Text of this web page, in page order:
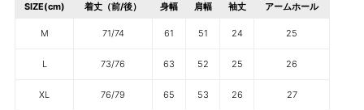
SIZE(cm) 着丈（前/後） 身幅 肩幅 袖丈 アームホール
M 71/74 61 51 24 25
L 73/76 63 52 25 26
XL 76/79 65 53 26 27